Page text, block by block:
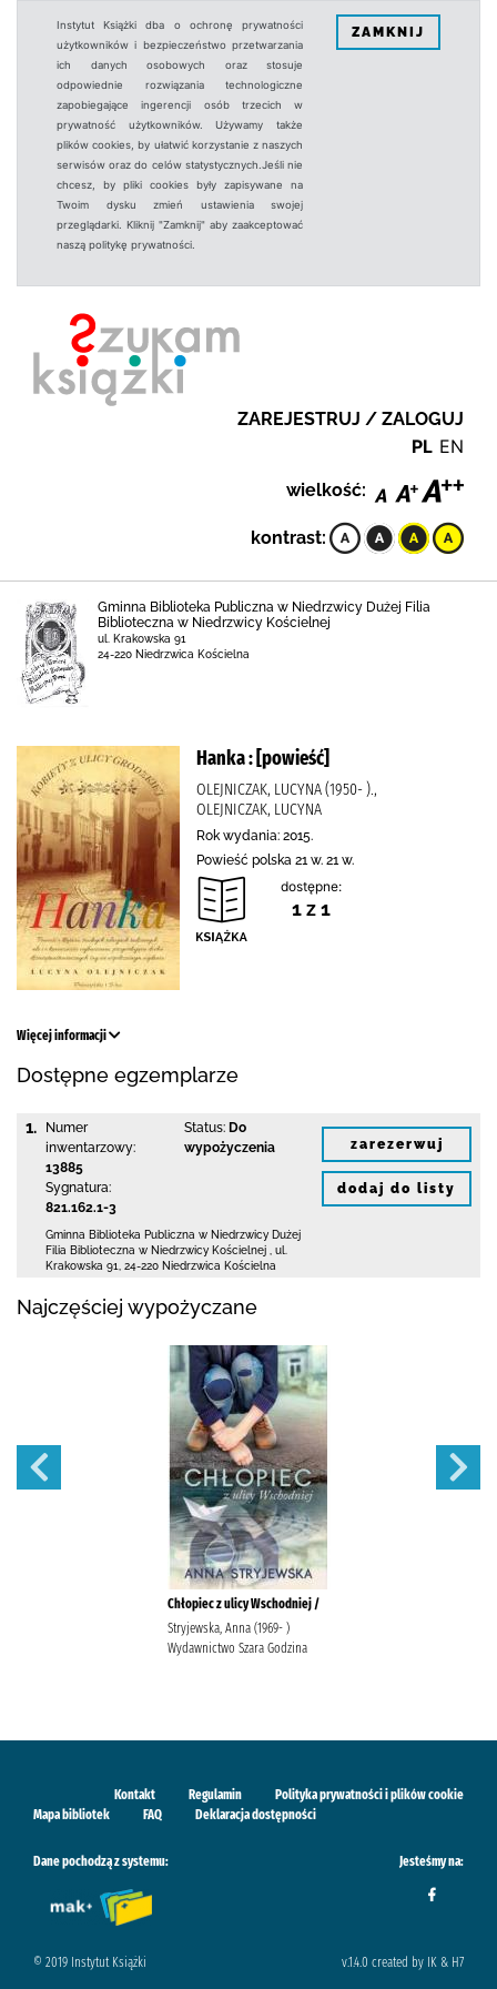
Instytut Książki dba o ochronę prywatności
użytkowników i bezpieczeństwo przetwarzania
ich danych osobowych oraz stosuje
odpowiednie rozwiązania technologiczne
zapobiegające ingerencji osób trzecich w
prywatność użytkowników. Używamy także
plików cookies, by ułatwić korzystanie z naszych
serwisów oraz do celów statystycznych.Jeśli nie
chcesz, by pliki cookies były zapisywane na
Twoim dysku zmień ustawienia swojej
przeglądarki. Kliknij "Zamknij" aby zaakceptować
naszą politykę prywatności.
ZAMKNIJ
ZAREJESTRUJ / ZALOGUJ
PL EN
wielkość:
kontrast:
Gminna Biblioteka Publiczna w Niedrzwicy Dużej Filia
Biblioteczna w Niedrzwicy Kościelnej
ul. Krakowska 91
24-220 Niedrzwica Kościelna
Hanka : [powieść]
OLEJNICZAK, LUCYNA (1950- ).,
OLEJNICZAK, LUCYNA
Rok wydania: 2015.
Powieść polska 21 w. 21 w.
dostępne:
1 z 1
Więcej informacji
Dostępne egzemplarze
1.
Numer
inwentarzowy:
13885
Sygnatura:
821.162.1-3
Status: Do
wypożyczenia
Gminna Biblioteka Publiczna w Niedrzwicy Dużej
Filia Biblioteczna w Niedrzwicy Kościelnej
ul.
Krakowska 91
24-220 Niedrzwica Kościelna
zarezerwuj
dodaj do listy
Najczęściej wypożyczane
Chłopiec z ulicy Wschodniej /
Stryjewska, Anna (1969- )
Wydawnictwo Szara Godzina
Kontakt Regulamin
Polityka prywatności i plików cookie
Mapa bibliotek
FAQ Deklaracja dostępności
Dane pochodzą z systemu: Jesteśmy na:
© 2019 Instytut Książki v.1.4.0 created by IK & H7